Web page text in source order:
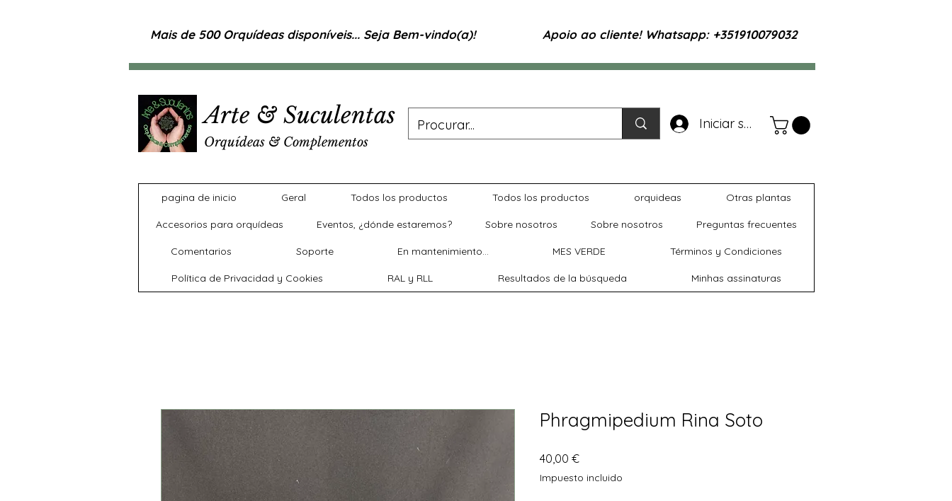
Mais de 500 Orquídeas disponíveis... Seja Bem-vindo(a)! Apoio ao cliente! Whatsapp: +351910079032
Arte & Suculentas
Orquídeas & Complementos
Iniciar sesión
pagina de inicio Geral Todos los productos Todos los productos orquideas Otras plantas
Accesorios para orquídeas Eventos, ¿dónde estaremos? Sobre nosotros Sobre nosotros Preguntas frecuentes
Comentarios Soporte En mantenimiento... MES VERDE Términos y Condiciones
Política de Privacidad y Cookies RAL y RLL Resultados de la búsqueda Minhas assinaturas
Phragmipedium Rina Soto
40,00 €Precio
Impuesto incluido